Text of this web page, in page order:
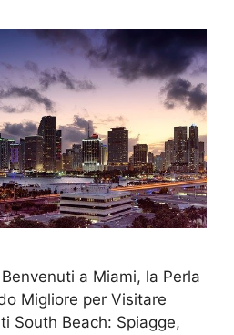
a Miami, la Perla
Migliore per Visitare
South Beach: Spiagge,